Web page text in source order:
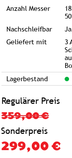
Anzahl Messer
Nachschleifbar
Ja
Geliefert mit
3
Lagerbestand
Regulärer Preis
359,00 €
Sonderpreis
299,00 €